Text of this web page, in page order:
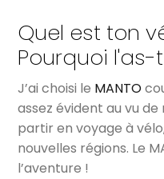
Quel est ton
Pourquoi l'as-
J’ai choisi le MANTO
assez évident au vu
partir en voyage à
nouvelles régions. Le
l’aventure !